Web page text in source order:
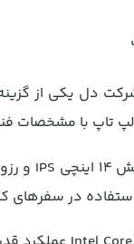
دل یکی از
با مشخصات
در